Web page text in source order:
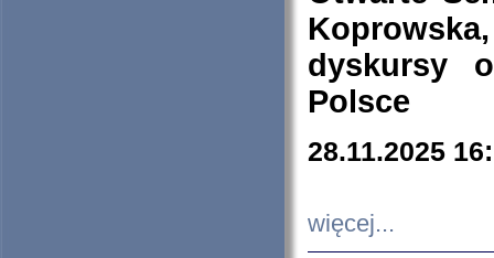
dyskursy
Polsce
28.11.2025
więcej...